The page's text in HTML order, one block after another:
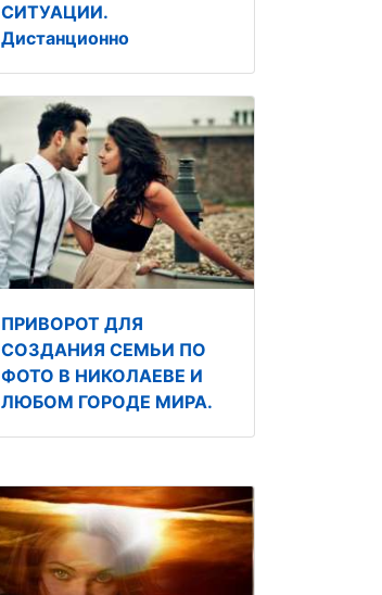
СИТУАЦИИ.
Дистанционно
ПРИВОРОТ ДЛЯ
СОЗДАНИЯ СЕМЬИ ПО
ФОТО В НИКОЛАЕВЕ И
ЛЮБОМ ГОРОДЕ МИРА.